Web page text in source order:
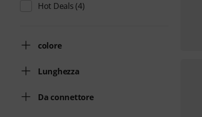
Hot Deals (4)
colore
Lunghezza
Da connettore